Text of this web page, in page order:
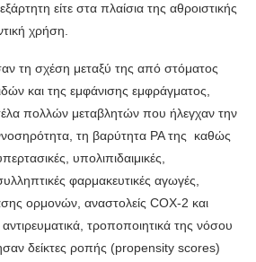
είτε στα πλαίσια της αθροιστικής
χρήση.
τη σχέση μεταξύ της από στόματος
και της εμφάνισης εμφράγματος,
πολλών μεταβλητών που ήλεγχαν την
τη βαρύτητα ΡΑ της καθώς
υπολιπιδαιμικές,
φαρμακευτικές αγωγές,
ορμονών, αναστολείς COX-2 και
τροποποιητικά της νόσου
δείκτες ροπής (propensity scores)